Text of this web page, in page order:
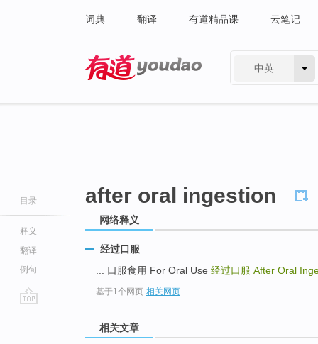
词典 翻译 有道精品课 云笔记
中英
目录
释义
翻译
例句
after oral ingestion
网络释义
经过口服
... 口服食用 For Oral Use 经过口服 After Oral
基于1个网页-相关网页
相关文章